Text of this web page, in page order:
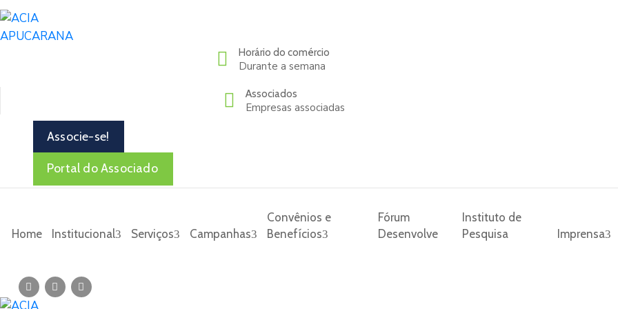
Horário do comércio
Durante a semana
Associados
Empresas associadas
Associe-se!
Portal do Associado
Home Institucional Serviços Campanhas
Convênios e
Benefícios
Fórum
Desenvolve
Instituto de
Pesquisa
Imprensa